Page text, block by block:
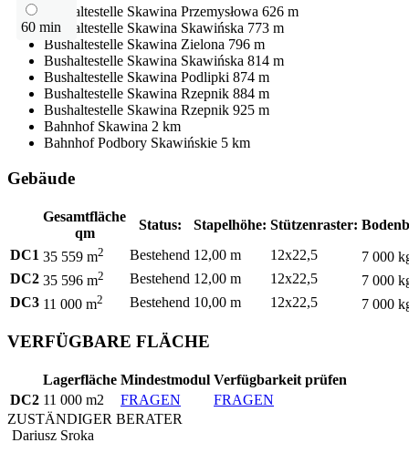
60 min
Bushaltestelle Skawina Przemysłowa 626 m
Bushaltestelle Skawina Skawińska 773 m
Bushaltestelle Skawina Zielona 796 m
Bushaltestelle Skawina Skawińska 814 m
Bushaltestelle Skawina Podlipki 874 m
Bushaltestelle Skawina Rzepnik 884 m
Bushaltestelle Skawina Rzepnik 925 m
Bahnhof Skawina 2 km
Bahnhof Podbory Skawińskie 5 km
Gebäude
Gesamtfläche
qm
Status: Stapelhöhe: Stützenraster:
DC1 35 559 m2 Bestehend 12,00 m 12x22,5
7 000
DC2 35 596 m2 Bestehend 12,00 m 12x22,5
7 000
DC3 11 000 m2 Bestehend 10,00 m 12x22,5 7 000
VERFÜGBARE FLÄCHE
Lagerfläche Mindestmodul Verfügbarkeit prüfen
DC2 11 000 m2 FRAGEN
FRAGEN
ZUSTÄNDIGER BERATER
Dariusz Sroka